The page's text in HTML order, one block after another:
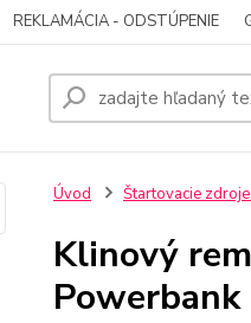
REKLAMÁCIA - ODSTÚPENIE
Úvod Štartovacie
Klinový